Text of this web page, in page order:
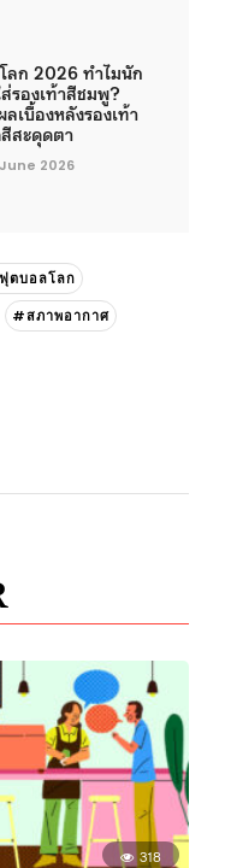
ลก 2026 ทำไมนัก
ส่รองเท้าสีชมพู?
ลเบื้องหลังรองเท้า
สะดุดตา
June 2026
ตบอลโลก
#สภาพอากาศ
318